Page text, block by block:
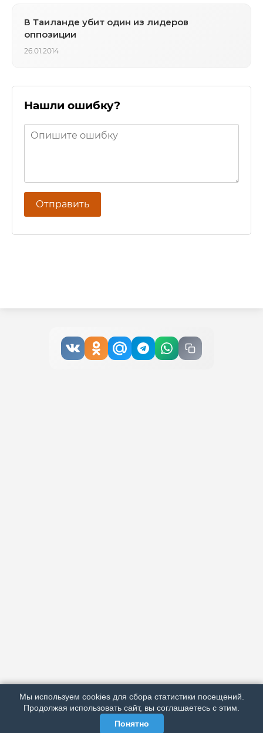
РЕКЛАМА У НАС
МЫ В СОЦСЕТЯХ
В Таиланде убит один из лидеров
оппозиции
26.01.2014
Нашли ошибку?
Отправить
Мы используем cookies для сбора статистики посещений.
Продолжая использовать сайт, вы соглашаетесь с этим.
Понятно